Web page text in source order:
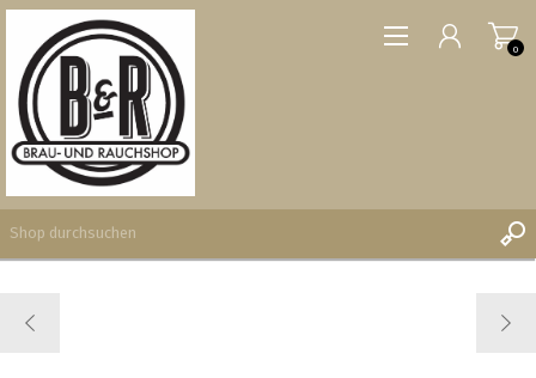
0